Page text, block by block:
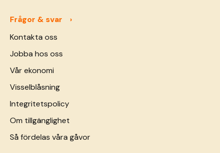
Frågor & svar
Kontakta oss
Jobba hos oss
Vår ekonomi
Visselblåsning
Integritetspolicy
Om tillgänglighet
Så fördelas våra gåvor